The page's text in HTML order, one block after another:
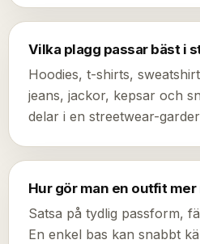
Vilka plagg passar bäst i
Hoodies, t-shirts,
jeans, jackor, kepsar och
delar i en streetwear-
Hur gör man en outfit mer
Satsa på tydlig passform,
En enkel bas kan snabbt